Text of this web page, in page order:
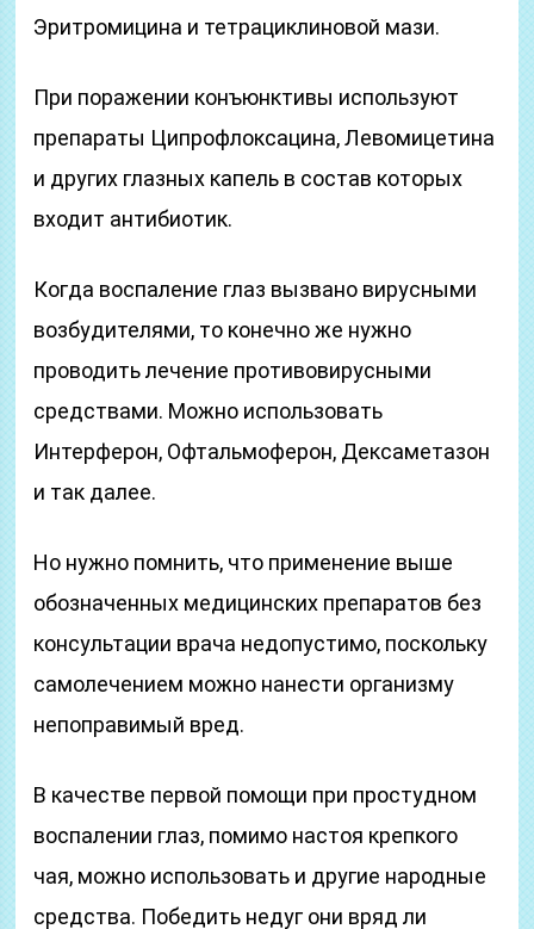
Эритромицина и тетрациклиновой мази.
При поражении конъюнктивы используют
препараты Ципрофлоксацина, Левомицетина
и других глазных капель в состав которых
входит антибиотик.
Когда воспаление глаз вызвано вирусными
возбудителями, то конечно же нужно
проводить лечение противовирусными
средствами. Можно использовать
Интерферон, Офтальмоферон, Дексаметазон
и так далее.
Но нужно помнить, что применение выше
обозначенных медицинских препаратов без
консультации врача недопустимо, поскольку
самолечением можно нанести организму
непоправимый вред.
В качестве первой помощи при простудном
воспалении глаз, помимо настоя крепкого
чая, можно использовать и другие народные
средства. Победить недуг они вряд ли